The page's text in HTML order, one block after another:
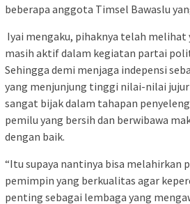
beberapa anggota Timsel Bawaslu
Iyai mengaku, pihaknya telah melihat
masih aktif dalam kegiatan partai
Sehingga demi menjaga indepensi
yang menjunjung tinggi nilai-nilai
sangat bijak dalam tahapan
pemilu yang bersih dan berwibawa
dengan baik.
“Itu supaya nantinya bisa melahirkan
pemimpin yang berkualitas agar
penting sebagai lembaga yang